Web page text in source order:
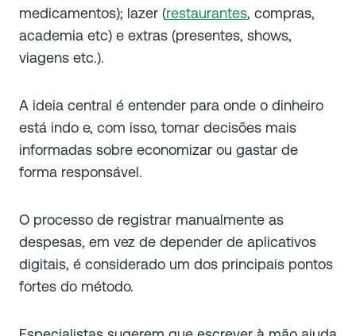
medicamentos); lazer (restaurantes, compras,
academia etc) e extras (presentes, shows,
viagens etc.).
A ideia central é entender para onde o dinheiro
está indo e, com isso, tomar decisões mais
informadas sobre economizar ou gastar de
forma responsável.
O processo de registrar manualmente as
despesas, em vez de depender de aplicativos
digitais, é considerado um dos principais pontos
fortes do método.